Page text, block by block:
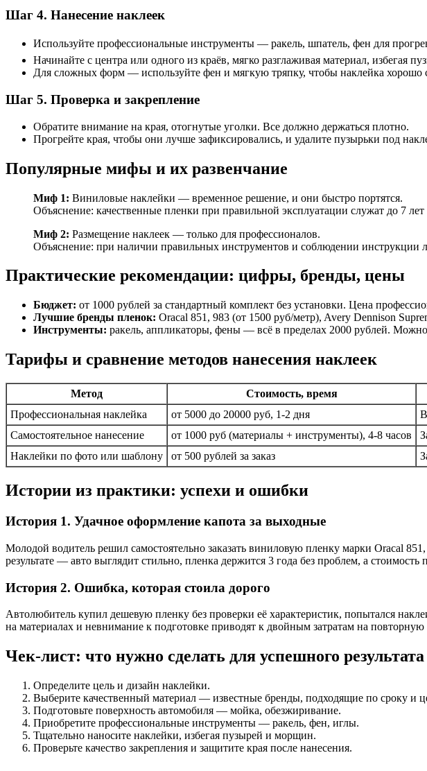
Шаг 4. Нанесение наклеек
Используйте профессиональные инструменты — ракель, шпатель, фен для
Начинайте с центра или одного из краёв, мягко разглаживая материал, избегая
Для сложных форм — используйте фен и мягкую тряпку, чтобы наклейка хорошо
Шаг 5. Проверка и закрепление
Обратите внимание на края, отогнутые уголки. Все должно держаться плотно.
Прогрейте края, чтобы они лучше зафиксировались, и удалите пузырьки под
Популярные мифы и их развенчание
Миф 1: Виниловые наклейки — временное решение, и они быстро портятся.
Объяснение: качественные пленки при правильной эксплуатации служат до 7
Миф 2: Размещение наклеек — только для профессионалов.
Объяснение: при наличии правильных инструментов и соблюдении инструкции
Практические рекомендации: цифры, бренды, цены
Бюджет: от 1000 рублей за стандартный комплект без установки. Цена
Лучшие бренды пленок: Oracal 851, 983 (от 1500 руб/метр), Avery Dennison
Инструменты: ракель, аппликаторы, фены — всё в пределах 2000 рублей.
Тарифы и сравнение методов нанесения наклеек
Метод Стоимость, время
Профессиональная наклейка
от 5000 до 20000 руб, 1-2 дня
Самостоятельное нанесение
от 1000 руб (материалы + инструменты), 4-8 часов
Наклейки по фото или шаблону
от 500 рублей за заказ
Истории из практики: успехи и ошибки
История 1. Удачное оформление капота за выходные
Молодой водитель решил самостоятельно заказать виниловую пленку марки Oracal
результате — авто выглядит стильно, пленка держится 3 года без проблем, а стоимость
История 2. Ошибка, которая стоила дорого
Автолюбитель купил дешевую пленку без проверки её характеристик, попытался
на материалах и невнимание к подготовке приводят к двойным затратам на повторную
Чек-лист: что нужно сделать для успешного результата
Определите цель и дизайн наклейки.
Выберите качественный материал — известные бренды, подходящие по сроку и
Подготовьте поверхность автомобиля — мойка, обезжиривание.
Приобретите профессиональные инструменты — ракель, фен, иглы.
Тщательно наносите наклейки, избегая пузырей и морщин.
Проверьте качество закрепления и защитите края после нанесения.